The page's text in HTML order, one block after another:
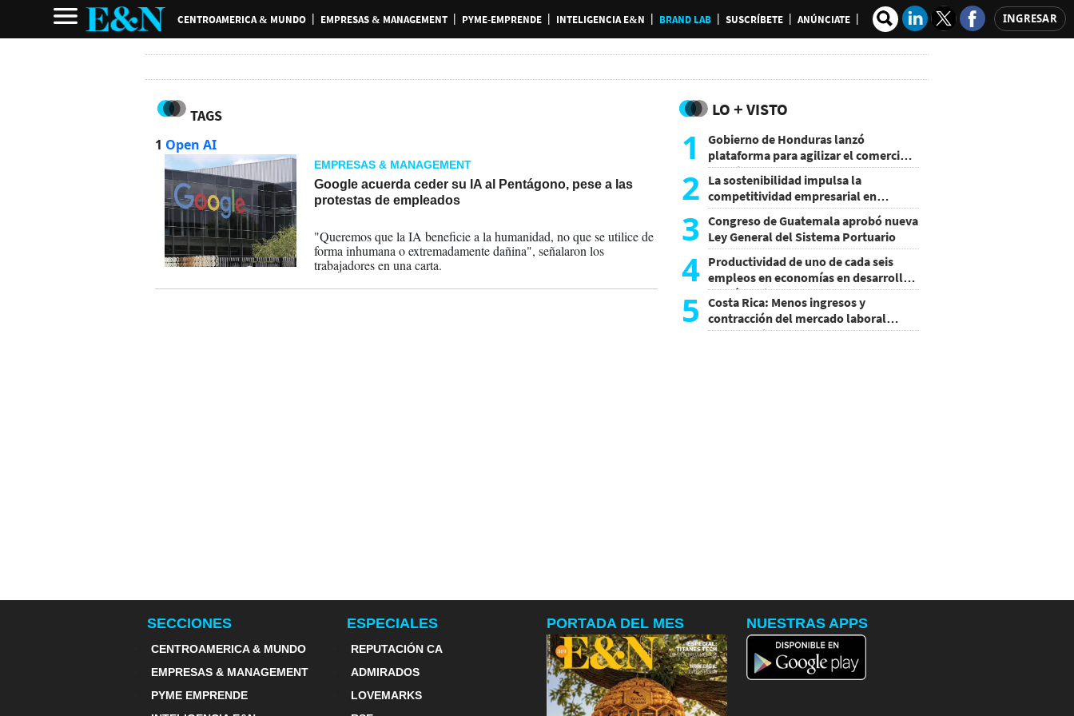
CENTROAMERICA & MUNDO EMPRESAS & MANAGEMENT PYME-EMPRENDE INTELIGENCIA E&N BRAND LAB SUSCRÍBETE ANÚNCIATE INGRESAR
TAGS
1 Open AI
EMPRESAS & MANAGEMENT
Google acuerda ceder su IA al Pentágono, pese a las
protestas de empleados
"Queremos que la IA beneficie a la humanidad, no que se utilice de
forma inhumana o extremadamente dañina", señalaron los
trabajadores en una carta.
LO + VISTO
1
Gobierno de Honduras lanzó
plataforma para agilizar el comercio
exterior
2 La sostenibilidad impulsa la
competitividad empresarial en
Guatemala
3 Congreso de Guatemala aprobó nueva
Ley General del Sistema Portuario
4 Productividad de uno de cada seis
empleos en economías en desarrollo
podría mejorar por la IA
5
Costa Rica: Menos ingresos y
contracción del mercado laboral
causan baja del consumo
SECCIONES
CENTROAMERICA & MUNDO
EMPRESAS & MANAGEMENT
PYME EMPRENDE
ESPECIALES
REPUTACIÓN CA
ADMIRADOS
LOVEMARKS
PORTADA DEL MES NUESTRAS APPS